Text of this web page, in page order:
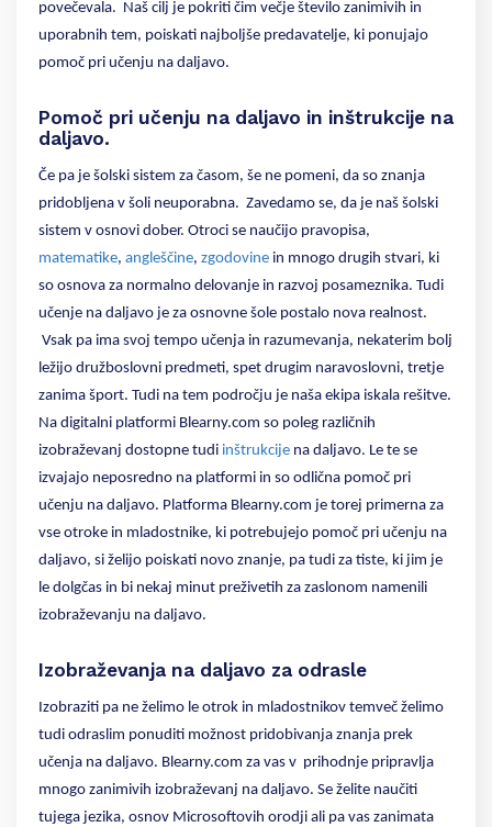
povečevala. Naš cilj je pokriti čim večje število zanimivih in
uporabnih tem, poiskati najboljše predavatelje, ki ponujajo
pomoč pri učenju na daljavo.
Pomoč pri učenju na daljavo in inštrukcije na
daljavo.
Če pa je šolski sistem za časom, še ne pomeni, da so znanja
pridobljena v šoli neuporabna. Zavedamo se, da je naš šolski
sistem v osnovi dober. Otroci se naučijo pravopisa,
matematike, angleščine, zgodovine in mnogo drugih stvari, ki
so osnova za normalno delovanje in razvoj posameznika. Tudi
učenje na daljavo je za osnovne šole postalo nova realnost.
Vsak pa ima svoj tempo učenja in razumevanja, nekaterim bolj
ležijo družboslovni predmeti, spet drugim naravoslovni, tretje
zanima šport. Tudi na tem področju je naša ekipa iskala rešitve.
Na digitalni platformi Blearny.com so poleg različnih
izobraževanj dostopne tudi inštrukcije na daljavo. Le te se
izvajajo neposredno na platformi in so odlična pomoč pri
učenju na daljavo. Platforma Blearny.com je torej primerna za
vse otroke in mladostnike, ki potrebujejo pomoč pri učenju na
daljavo, si želijo poiskati novo znanje, pa tudi za tiste, ki jim je
le dolgčas in bi nekaj minut preživetih za zaslonom namenili
izobraževanju na daljavo.
Izobraževanja na daljavo za odrasle
Izobraziti pa ne želimo le otrok in mladostnikov temveč želimo
tudi odraslim ponuditi možnost pridobivanja znanja prek
učenja na daljavo. Blearny.com za vas v prihodnje pripravlja
mnogo zanimivih izobraževanj na daljavo. Se želite naučiti
tujega jezika, osnov Microsoftovih orodji ali pa vas zanimata